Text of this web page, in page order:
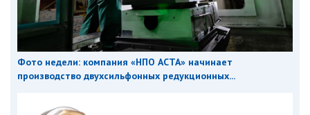
Фото недели: компания «НПО АСТА» начинает
производство двухсильфонных редукционных...